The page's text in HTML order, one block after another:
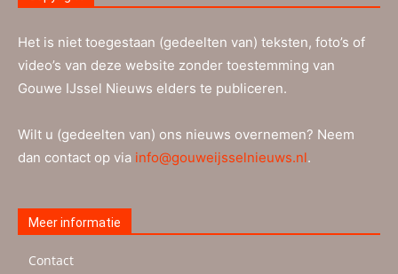
Het is niet toegestaan (gedeelten van) teksten, foto’s of
video’s van deze website zonder toestemming van
Gouwe IJssel Nieuws elders te publiceren.
Wilt u (gedeelten van) ons nieuws overnemen? Neem
dan contact op via info@gouweijsselnieuws.nl.
Meer informatie
Contact